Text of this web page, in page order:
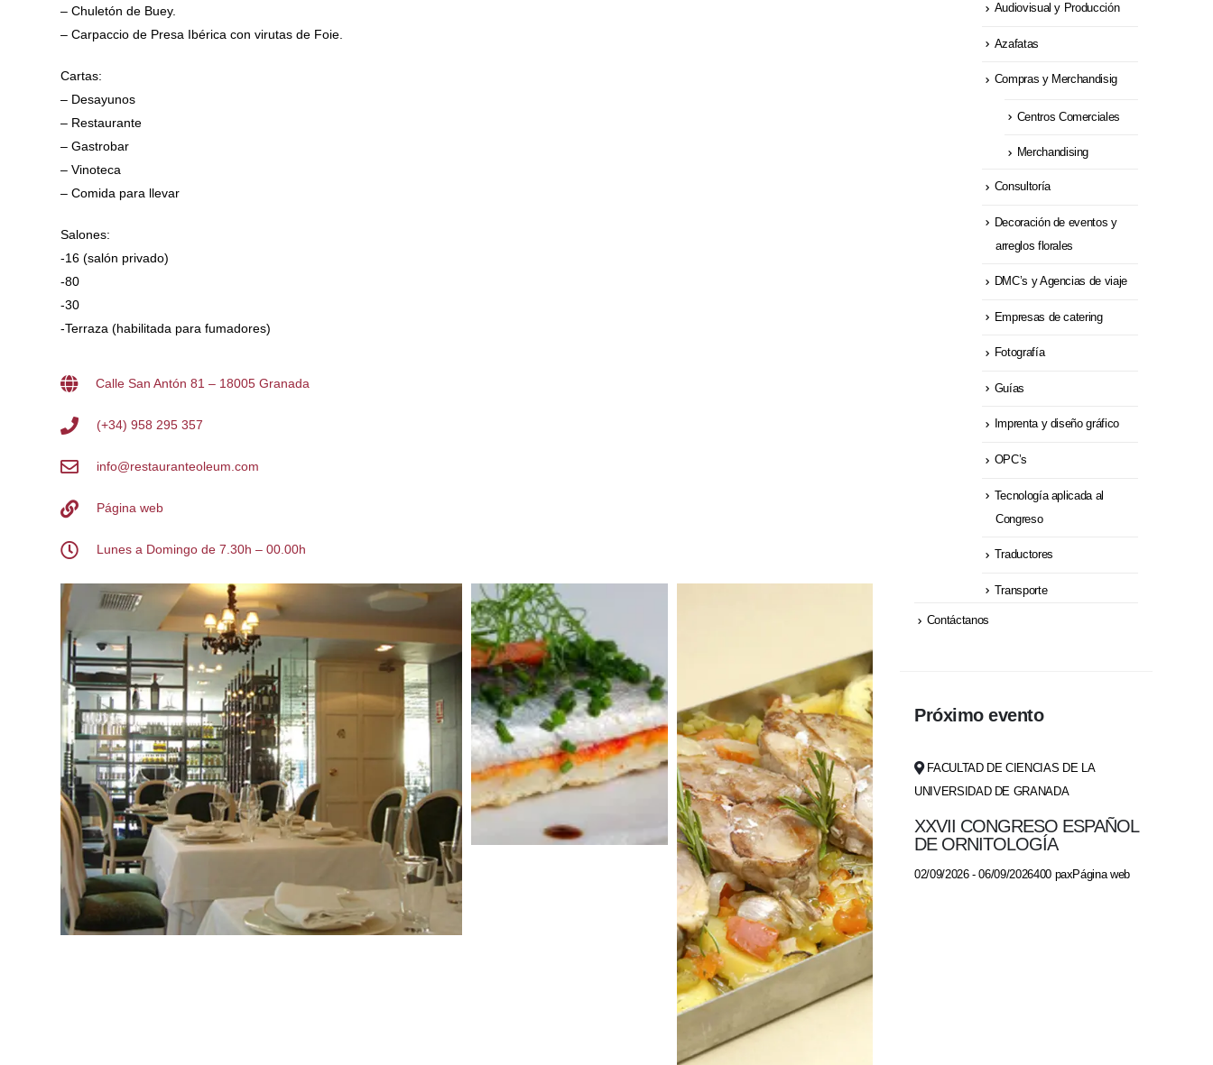
– Chuletón de Buey.
– Carpaccio de Presa Ibérica con virutas de Foie.
Cartas:
– Desayunos
– Restaurante
– Gastrobar
– Vinoteca
– Comida para llevar
Salones:
-16 (salón privado)
-80
-30
-Terraza (habilitada para fumadores)
Calle San Antón 81 – 18005 Granada
(+34) 958 295 357
info@restauranteoleum.com
Página web
Lunes a Domingo de 7.30h – 00.00h
Audiovisual y Producción
Azafatas
Compras y Merchandisig
Centros Comerciales
Merchandising
Consultoría
Decoración de eventos y
arreglos florales
DMC’s y Agencias de viaje
Empresas de catering
Fotografía
Guías
Imprenta y diseño gráfico
OPC’s
Tecnología aplicada al
Congreso
Traductores
Transporte
Contáctanos
Próximo evento
FACULTAD DE CIENCIAS DE LA
UNIVERSIDAD DE GRANADA
XXVII CONGRESO ESPAÑOL
DE ORNITOLOGÍA
02/09/2026 - 06/09/2026400 paxPágina web